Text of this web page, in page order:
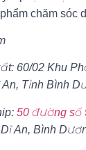
chăm sóc
60/02 Khu
An, Tỉnh Bình
50 đường số
An, Bình